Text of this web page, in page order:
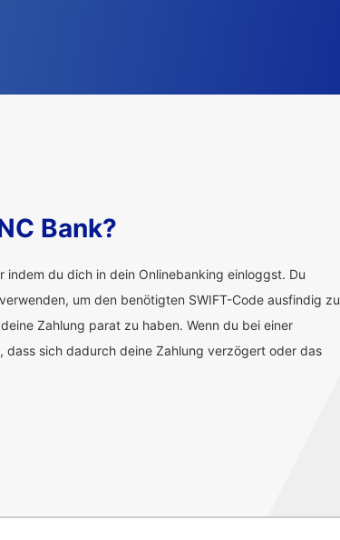
Bank?
indem du dich in dein Onlinebanking einloggst. Du
um den benötigten SWIFT-Code ausfindig zu
Zahlung parat zu haben. Wenn du bei einer
dass sich dadurch deine Zahlung verzögert oder das